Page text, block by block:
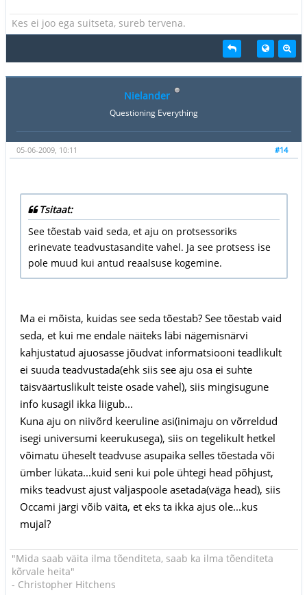
Kes ei joo ega suitseta, sureb tervena.
Nielander
Questioning Everything
#14
05-06-2009, 10:11
Tsitaat:
See tõestab vaid seda, et aju on protsessoriks
erinevate teadvustasandite vahel. Ja see protsess ise
pole muud kui antud reaalsuse kogemine.
Ma ei mõista, kuidas see seda tõestab? See tõestab vaid
seda, et kui me endale näiteks läbi nägemisnärvi
kahjustatud ajuosasse jõudvat informatsiooni teadlikult
ei suuda teadvustada(ehk siis see aju osa ei suhte
täisväärtuslikult teiste osade vahel), siis mingisugune
info kusagil ikka liigub...
Kuna aju on niivõrd keeruline asi(inimaju on võrreldud
isegi universumi keerukusega), siis on tegelikult hetkel
võimatu üheselt teadvuse asupaika selles tõestada või
ümber lükata...kuid seni kui pole ühtegi head põhjust,
miks teadvust ajust väljaspoole asetada(väga head), siis
Occami järgi võib väita, et eks ta ikka ajus ole...kus
mujal?
"Mida saab väita ilma tõenditeta, saab ka ilma tõenditeta
kõrvale heita"
- Christopher Hitchens